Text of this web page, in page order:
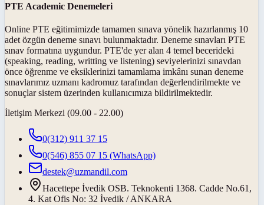
PTE Academic Denemeleri
Online PTE eğitimimizde tamamen sınava yönelik hazırlanmış 10
adet özgün deneme sınavı bulunmaktadır. Deneme sınavları PTE
sınav formatına uygundur. PTE'de yer alan 4 temel becerideki
(speaking, reading, writting ve listening) seviyelerinizi sınavdan
önce öğrenme ve eksiklerinizi tamamlama imkânı sunan deneme
sınavlarımız uzmanı kadromuz tarafından değerlendirilmekte ve
sonuçlar sistem üzerinden kullanıcımıza bildirilmektedir.
İletişim Merkezi (09.00 - 22.00)
0(312) 911 37 15
0(546) 855 07 15 (WhatsApp)
destek@uzmandil.com
Hacettepe İvedik OSB. Teknokenti 1368. Cadde No.61,
4. Kat Ofis No: 32 İvedik / ANKARA